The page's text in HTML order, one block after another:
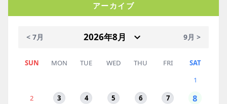
アーカイブ
< 7月 9月 >
SUN MON TUE WED THU FRI
SAT
1
2
3 4 5 6 7 8